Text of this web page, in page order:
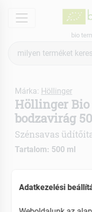
menu
bio
keresés
Márka: Höllinger
Höllinger
bodzavirág
Szénsavas
Tartalom: 500 ml
Ellenőrzött
Adatkezelési